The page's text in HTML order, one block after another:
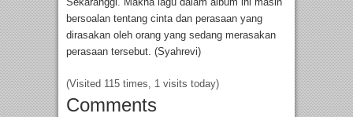
bersoalan tentang cinta dan perasaan yang
dirasakan oleh orang yang sedang merasakan
perasaan tersebut. (Syahrevi)
(Visited 115 times, 1 visits today)
Comments